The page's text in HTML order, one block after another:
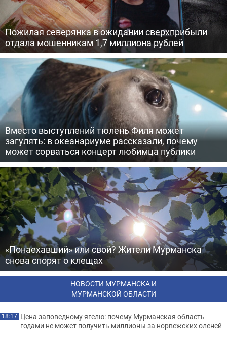
Пожилая северянка в ожидании сверхприбыли
отдала мошенникам 1,7 миллиона рублей
Вместо выступлений тюлень Филя может
загулять: в океанариуме рассказали, почему
может сорваться концерт любимца публики
«Понаехавший» или свой? Жители Мурманска
снова спорят о клещах
НОВОСТИ МУРМАНСКА И
МУРМАНСКОЙ ОБЛАСТИ
18:17 Цена заповедному ягелю: почему Мурманская область
годами не может получить миллионы за норвежских оленей